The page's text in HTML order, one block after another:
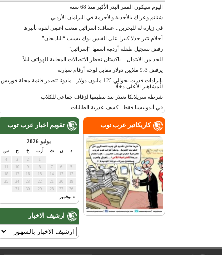
اليوم سيكون القمر البدر الأكبر منذ 68 سنة
شتائم وعراك بالأحذية والأحزمة في البرلمان الأردني
في زيارة له للبحرين.. عساف: اسرائيل منعت اغنيتي لقوة تأثيرها
أحلام تثير جدلا كبيرا على الفيس بوك بسبب “الباذنجان”
رفض تسجيل طفلة أردنية اسمها “إسرائيل”
للحد من الابتذال .. باكستان تحظر الاتصالات المجانية للهواتف ليلاً
يرفض 9٫3 ملايين دولار مقابل لوحة أرقام سيارته
بإيرادات قدرت بحوالي 125 مليون دولار.. مادونا تتصدر قائمة مجلة فوربس
للمشاهير الأعلى دخلًا
شرطة سريلانكا تعتذر بعد تنظيمها لزفاف جماعي للكلاب
في أندونيسيا فقط.. كشف عذرية الطالبات
تقويم اخبار عرب توب
يوليو 2026
أرب س
« نوفمبر
ارشيف الاخبار
كاريكاتير عرب توب